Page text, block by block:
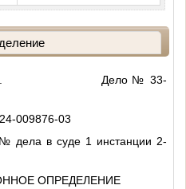
И.П. Дело № 33-
009876-03
1 инстанции 2-
ОПРЕДЕЛЕНИЕ